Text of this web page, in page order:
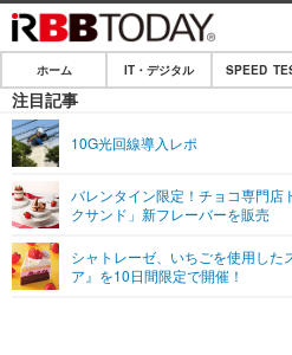
ホーム
IT・デジタル
ネタ
ショッピング
SPEED TEST
エンタメ
エンタメTOP
ライフ
ホーム IT・デジタル SPEED
注目記事
10G光回線導入レポ
バレンタイン限定！チョコ専門店
クサンド」新フレーバーを販売
シャトレーゼ、いちごを使用した
ア』を10日間限定で開催！